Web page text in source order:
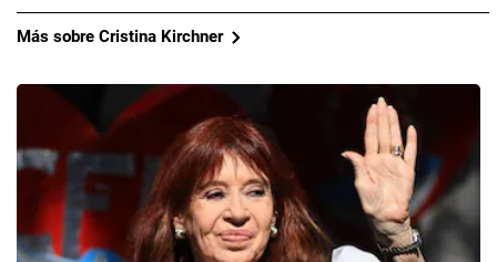
Más sobre Cristina Kirchner